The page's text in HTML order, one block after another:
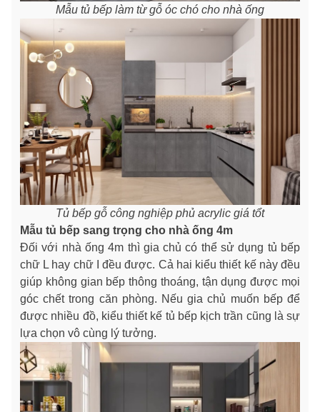
Mẫu tủ bếp làm từ gỗ óc chó cho nhà ống
Tủ bếp gỗ công nghiệp phủ acrylic giá tổt
Mẫu tủ bếp sang trọng cho nhà ống 4m
Đối với nhà ống 4m thì gia chủ có thể sử dụng tủ bếp
chữ L hay chữ I đều được. Cả hai kiểu thiết kế này đều
giúp không gian bếp thông thoáng, tận dụng được mọi
góc chết trong căn phòng. Nếu gia chủ muốn bếp để
được nhiều đồ, kiểu thiết kế tủ bếp kịch trần cũng là sự
lựa chọn vô cùng lý tưởng.